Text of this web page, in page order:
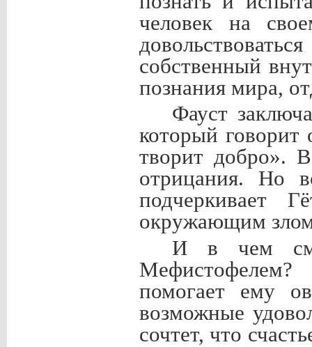
человек на
собственный
познания мира,
Фауст
который
творит добро».
отрицания. Но
подчеркивает
окружающим
И в чем
помогает ему
возможные
сочтет, что